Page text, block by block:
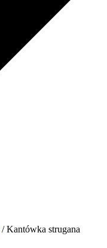
/ Kantówka strugana